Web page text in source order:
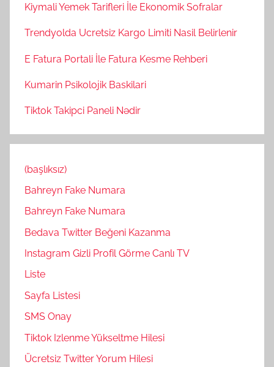
Kiymali Yemek Tarifleri İle Ekonomik Sofralar
Trendyolda Ucretsiz Kargo Limiti Nasil Belirlenir
E Fatura Portali İle Fatura Kesme Rehberi
Kumarin Psikolojik Baskilari
Tiktok Takipci Paneli Nədir
(başlıksız)
Bahreyn Fake Numara
Bahreyn Fake Numara
Bedava Twitter Beğeni Kazanma
Instagram Gizli Profil Görme Canlı TV
Liste
Sayfa Listesi
SMS Onay
Tiktok Izlenme Yükseltme Hilesi
Ücretsiz Twitter Yorum Hilesi